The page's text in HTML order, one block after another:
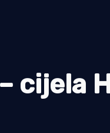
cijela